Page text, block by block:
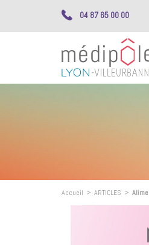
04 87 65 00 00
Accueil > ARTICLES >